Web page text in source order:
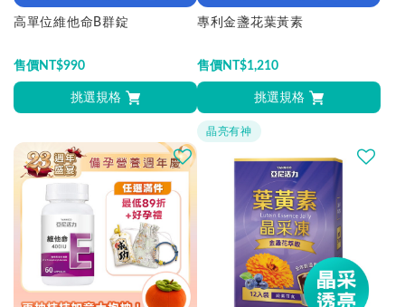
高單位維他命B群錠
售價NT$990
挑選規格
專利金盞花葉黃素
售價NT$1,210
挑選規格
晶亮有神